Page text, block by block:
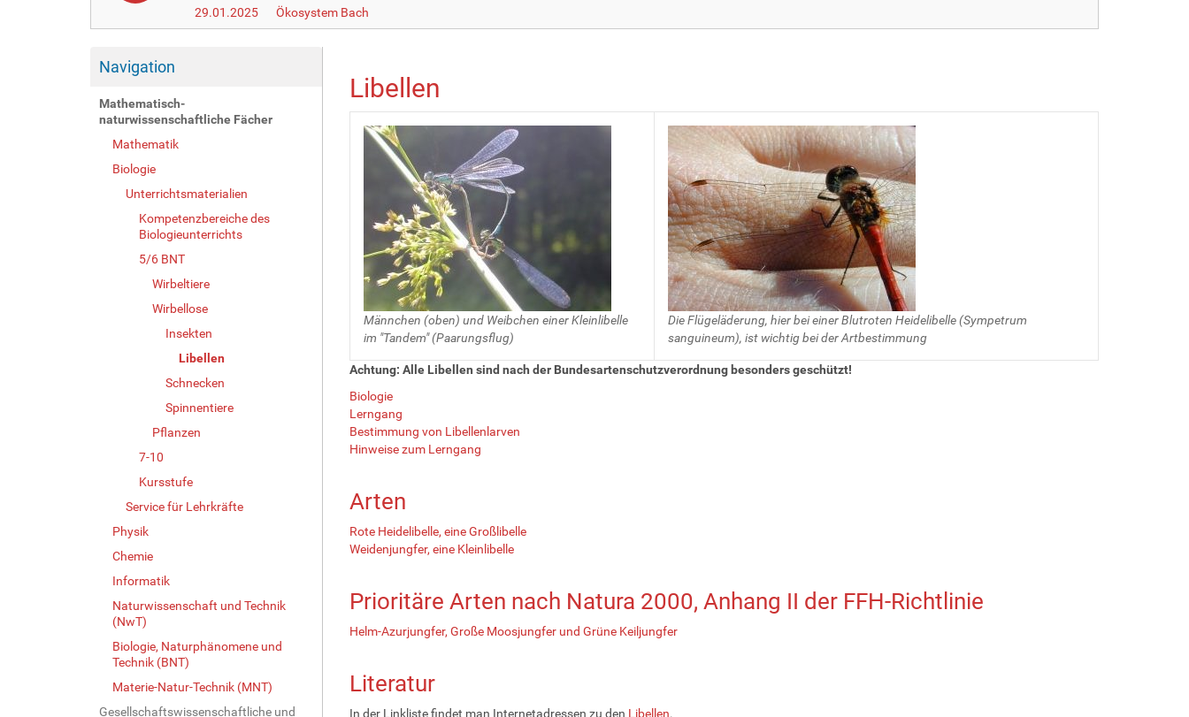
29.01.2025
Ökosystem Bach
Navigation
Mathematisch-
naturwissenschaftliche Fächer
Mathematik
Biologie
Unterrichtsmaterialien
Kompetenzbereiche des
Biologieunterrichts
5/6 BNT
Wirbeltiere
Wirbellose
Insekten
Libellen
Schnecken
Spinnentiere
Pflanzen
7-10
Kursstufe
Service für Lehrkräfte
Physik
Chemie
Informatik
Naturwissenschaft und Technik
(NwT)
Biologie, Naturphänomene und
Technik (BNT)
Materie-Natur-Technik (MNT)
Gesellschaftswissenschaftliche und
Libellen
Männchen (oben) und Weibchen einer Kleinlibelle
im "Tandem" (Paarungsflug)
Die Flügeläderung, hier bei einer Blutroten Heidelibelle (Sympetrum
sanguineum), ist wichtig bei der Artbestimmung
Achtung: Alle Libellen sind nach der Bundesartenschutzverordnung besonders geschützt!
Biologie
Lerngang
Bestimmung von Libellenlarven
Hinweise zum Lerngang
Arten
Rote Heidelibelle, eine Großlibelle
Weidenjungfer, eine Kleinlibelle
Prioritäre Arten nach Natura 2000, Anhang II der FFH-Richtlinie
Helm-Azurjungfer, Große Moosjungfer und Grüne Keiljungfer
Literatur
In der Linkliste findet man Internetadressen zu den Libellen.